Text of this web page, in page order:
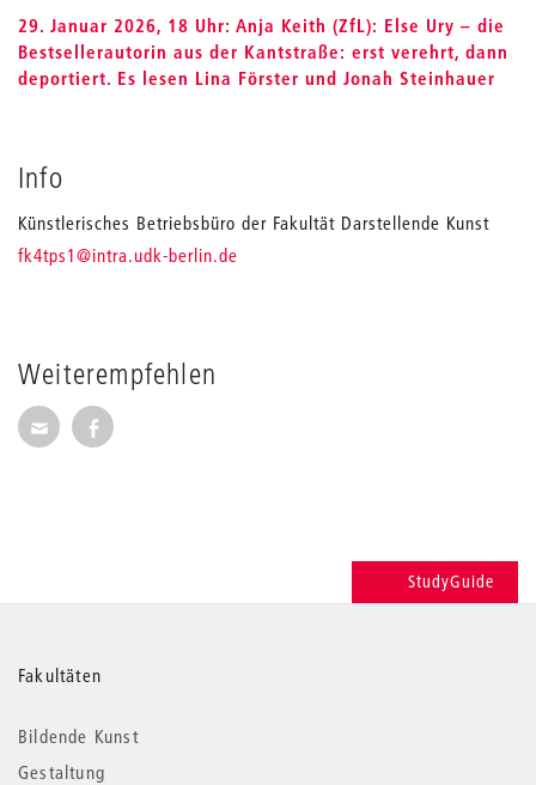
Weiterempfehlen
Seite per E-Mail weiterempfehlen
Seite auf Facebook weiterempfehlen
29. Januar 2026, 18 Uhr: Anja Keith (ZfL): Else Ury – die
Bestsellerautorin aus der Kantstraße: erst verehrt, dann
deportiert. Es lesen Lina Förster und Jonah Steinhauer
Info
Künstlerisches Betriebsbüro der Fakultät Darstellende Kunst
fk4tps1_
@intra.udk-berlin.de
StudyGuide
Weitere
Informationen
Fakultäten
Bildende Kunst
Gestaltung